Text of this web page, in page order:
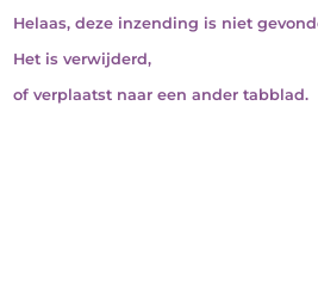
Helaas, deze inzending is niet
Het is verwijderd,
of verplaatst naar een ander tabblad.